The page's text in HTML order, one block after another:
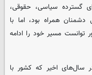
گسترده سیاسی، حقوقی،
دشمنان همراه بود، اما با
توانست مسیر خود را ادامه
سال‌های اخیر که کشور با